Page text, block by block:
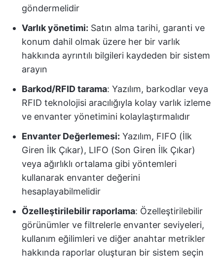
göndermelidir
Varlık yönetimi: Satın alma tarihi, garanti ve
konum dahil olmak üzere her bir varlık
hakkında ayrıntılı bilgileri kaydeden bir sistem
arayın
Barkod/RFID tarama: Yazılım, barkodlar veya
RFID teknolojisi aracılığıyla kolay varlık izleme
ve envanter yönetimini kolaylaştırmalıdır
Envanter Değerlemesi: Yazılım, FIFO (İlk
Giren İlk Çıkar), LIFO (Son Giren İlk Çıkar)
veya ağırlıklı ortalama gibi yöntemleri
kullanarak envanter değerini
hesaplayabilmelidir
Özelleştirilebilir raporlama: Özelleştirilebilir
görünümler ve filtrelerle envanter seviyeleri,
kullanım eğilimleri ve diğer anahtar metrikler
hakkında raporlar oluşturan bir sistem seçin